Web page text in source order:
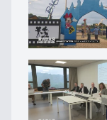
48&#039;000